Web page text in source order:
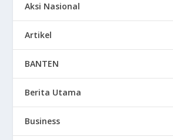
Aksi Nasional
Artikel
BANTEN
Berita Utama
Business